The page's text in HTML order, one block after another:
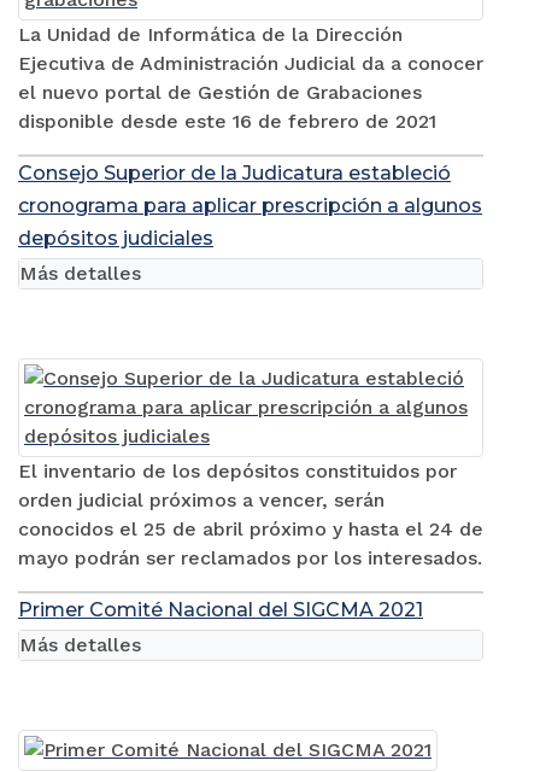
La Unidad de Informática de la Dirección
Ejecutiva de Administración Judicial da a conocer
el nuevo portal de Gestión de Grabaciones
disponible desde este 16 de febrero de 2021
Consejo Superior de la Judicatura estableció
cronograma para aplicar prescripción a algunos
depósitos judiciales
El inventario de los depósitos constituidos por
orden judicial próximos a vencer, serán
conocidos el 25 de abril próximo y hasta el 24 de
mayo podrán ser reclamados por los interesados.
Más detalles
Primer Comité Nacional del SIGCMA 2021
Más detalles